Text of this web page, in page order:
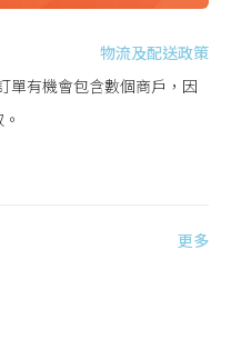
物流及配送政策
單有機會包含數個商戶，因
更多